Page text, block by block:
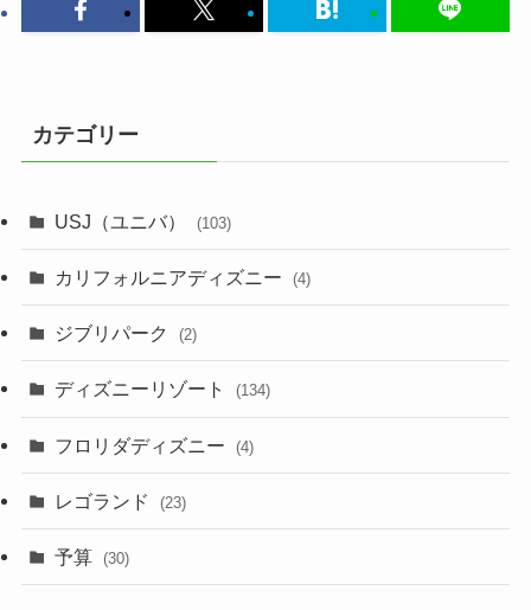
カテゴリー
USJ（ユニバ） (103)
カリフォルニアディズニー (4)
ジブリパーク (2)
ディズニーリゾート (134)
フロリダディズニー (4)
レゴランド (23)
予算 (30)